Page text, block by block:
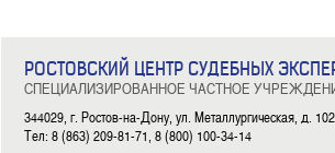
РОСТОВСКИЙ ЦЕНТР СУДЕБНЫХ
СПЕЦИАЛИЗИРОВАННОЕ ЧАСТНОЕ
344029, г. Ростов-на-Дону, ул. Металлургическая, д.
Тел: 8 (863) 209-81-71, 8 (800) 100-34-14